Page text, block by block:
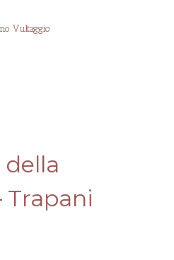
Vultaggio
della
Trapani